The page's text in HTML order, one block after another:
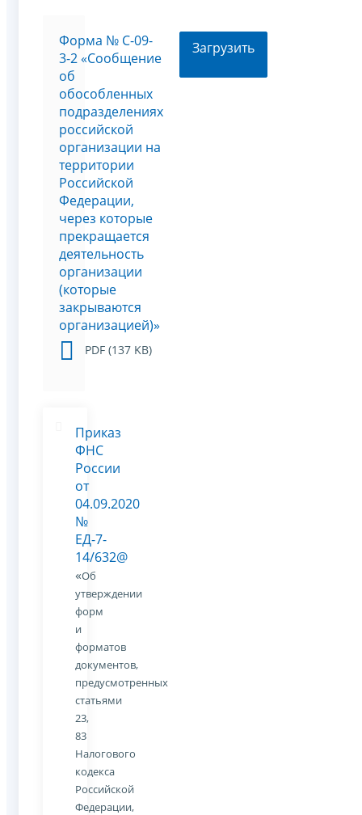
Форма № С-09-
3-2 «Сообщение
об
обособленных
подразделениях
российской
организации на
территории
Российской
Федерации,
через которые
прекращается
деятельность
организации
(которые
закрываются
организацией)»
PDF (137 KB)
Загрузить
Приказ
ФНС
России
от
04.09.2020
№
ЕД-7-
14/632@
«Об
утверждении
форм
и
форматов
документов,
предусмотренных
статьями
23,
83
Налогового
кодекса
Российской
Федерации,